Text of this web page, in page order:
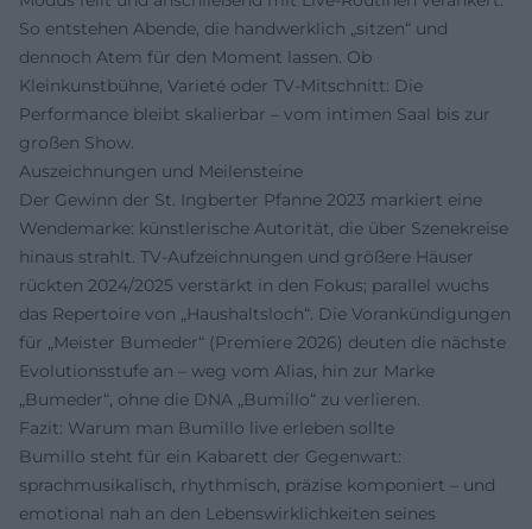
So entstehen Abende, die handwerklich „sitzen“ und
dennoch Atem für den Moment lassen. Ob
Kleinkunstbühne, Varieté oder TV-Mitschnitt: Die
Performance bleibt skalierbar – vom intimen Saal bis zur
großen Show.
Auszeichnungen und Meilensteine
Der Gewinn der St. Ingberter Pfanne 2023 markiert eine
Wendemarke: künstlerische Autorität, die über Szenekreise
hinaus strahlt. TV-Aufzeichnungen und größere Häuser
rückten 2024/2025 verstärkt in den Fokus; parallel wuchs
das Repertoire von „Haushaltsloch“. Die Vorankündigungen
für „Meister Bumeder“ (Premiere 2026) deuten die nächste
Evolutionsstufe an – weg vom Alias, hin zur Marke
„Bumeder“, ohne die DNA „Bumillo“ zu verlieren.
Fazit: Warum man Bumillo live erleben sollte
Bumillo steht für ein Kabarett der Gegenwart:
sprachmusikalisch, rhythmisch, präzise komponiert – und
emotional nah an den Lebenswirklichkeiten seines